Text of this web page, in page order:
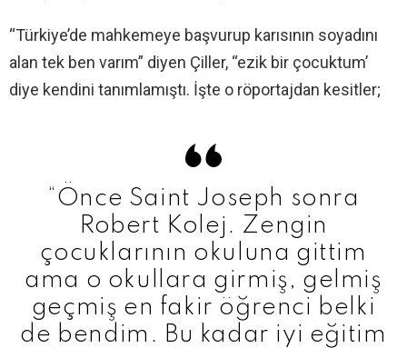
“Türkiye’de mahkemeye başvurup karısının soyadını
alan tek ben varım” diyen Çiller, “ezik bir çocuktum’
diye kendini tanımlamıştı. İşte o röportajdan kesitler;
“Önce Saint Joseph sonra
Robert Kolej. Zengin
çocuklarının okuluna gittim
ama o okullara girmiş, gelmiş
geçmiş en fakir öğrenci belki
de bendim. Bu kadar iyi eğitim